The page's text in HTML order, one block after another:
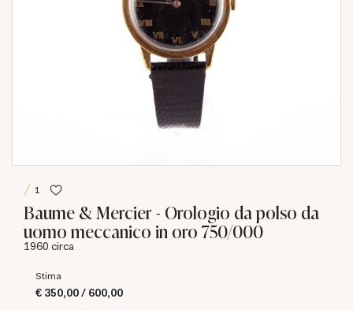
1
Baume & Mercier - Orologio da polso da
uomo meccanico in oro 750/000
1960 circa
Stima
€ 350,00 / 600,00